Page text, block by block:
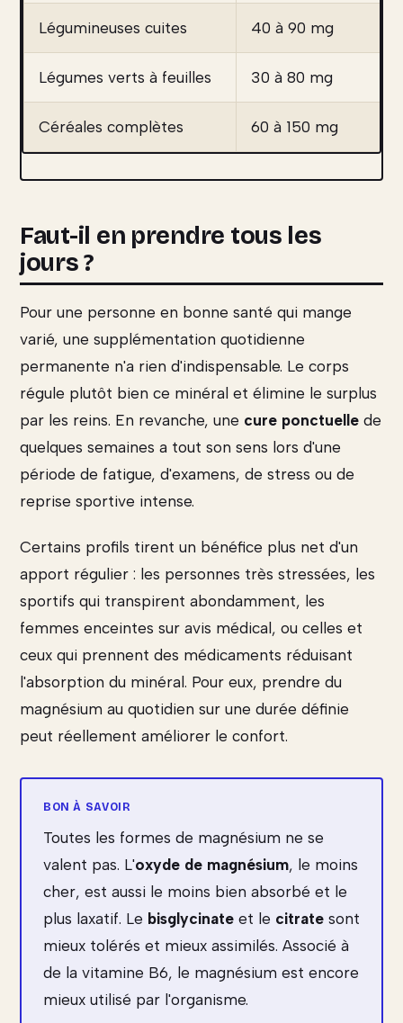
Légumineuses cuites 40 à 90 mg
Légumes verts à feuilles 30 à 80 mg
Céréales complètes 60 à 150 mg
Faut-il en prendre tous les
jours ?
Pour une personne en bonne santé qui mange
varié, une supplémentation quotidienne
permanente n'a rien d'indispensable. Le corps
régule plutôt bien ce minéral et élimine le surplus
par les reins. En revanche, une cure ponctuelle de
quelques semaines a tout son sens lors d'une
période de fatigue, d'examens, de stress ou de
reprise sportive intense.
Certains profils tirent un bénéfice plus net d'un
apport régulier : les personnes très stressées, les
sportifs qui transpirent abondamment, les
femmes enceintes sur avis médical, ou celles et
ceux qui prennent des médicaments réduisant
l'absorption du minéral. Pour eux, prendre du
magnésium au quotidien sur une durée définie
peut réellement améliorer le confort.
Toutes les formes de magnésium ne se
valent pas. L'oxyde de magnésium, le moins
cher, est aussi le moins bien absorbé et le
plus laxatif. Le bisglycinate et le citrate sont
mieux tolérés et mieux assimilés. Associé à
de la vitamine B6, le magnésium est encore
mieux utilisé par l'organisme.